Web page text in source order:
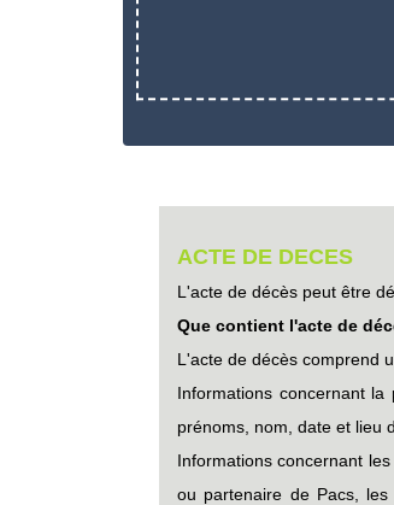
ACTE DE DECES
L'acte de décès peut être
Que contient l'acte de
L'acte de décès comprend
Informations concernant
prénoms, nom, date et lieu
Informations concernant
ou partenaire de Pacs,